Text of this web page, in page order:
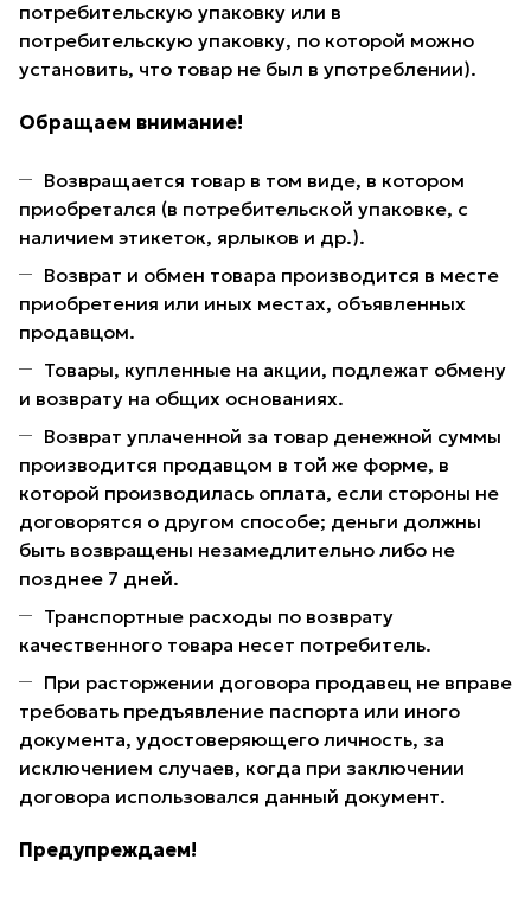
потребительскую упаковку или в
потребительскую упаковку, по которой можно
установить, что товар не был в употреблении).
Обращаем внимание!
Возвращается товар в том виде, в котором
приобретался (в потребительской упаковке, с
наличием этикеток, ярлыков и др.).
Возврат и обмен товара производится в месте
приобретения или иных местах, объявленных
продавцом.
Товары, купленные на акции, подлежат обмену
и возврату на общих основаниях.
Возврат уплаченной за товар денежной суммы
производится продавцом в той же форме, в
которой производилась оплата, если стороны не
договорятся о другом способе; деньги должны
быть возвращены незамедлительно либо не
позднее 7 дней.
Транспортные расходы по возврату
качественного товара несет потребитель.
При расторжении договора продавец не вправе
требовать предъявление паспорта или иного
документа, удостоверяющего личность, за
исключением случаев, когда при заключении
договора использовался данный документ.
Предупреждаем!